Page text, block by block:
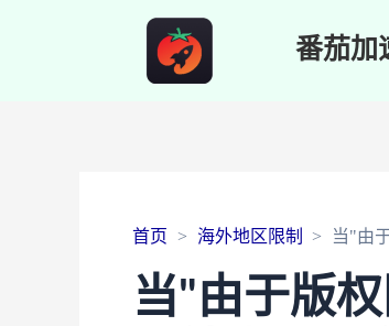
番茄加
首页 海外地区限制 当"由
当"由于版